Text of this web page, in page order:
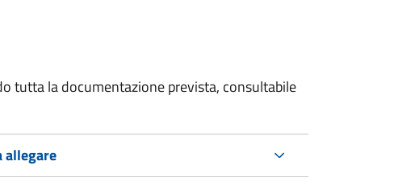
tutta la documentazione prevista, consultabile
allegare